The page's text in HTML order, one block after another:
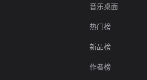
音乐桌面
热门榜
新品榜
作者榜